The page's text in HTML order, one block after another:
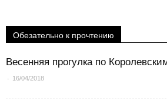
Обезательно к прочтению
Весенняя прогулка по
- 16/04/2018